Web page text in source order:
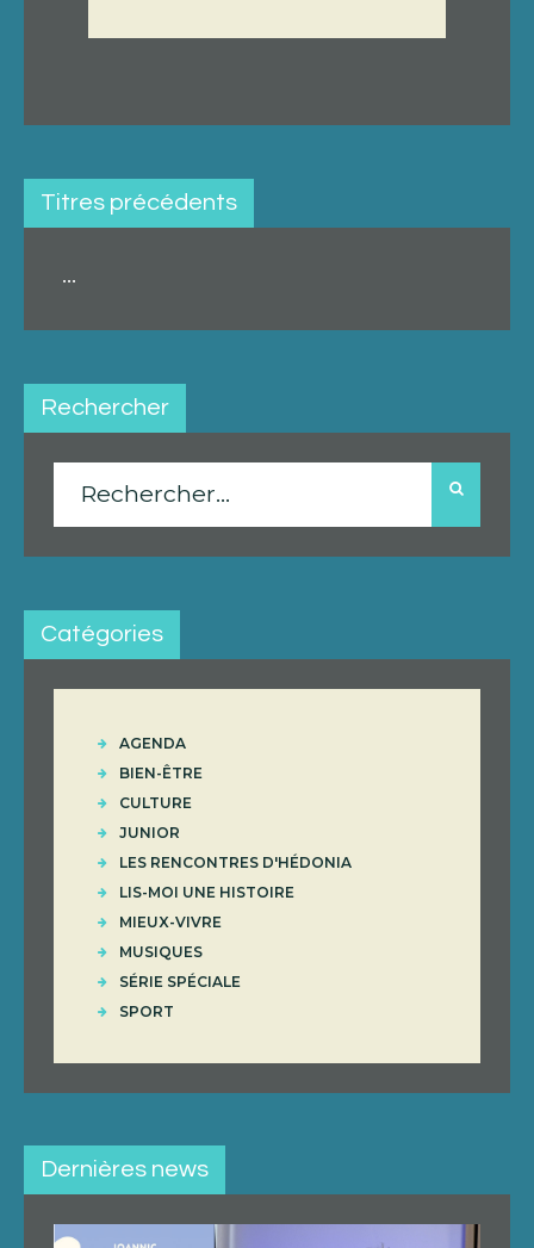
Titres précédents
...
Rechercher
Rechercher :
Catégories
AGENDA
BIEN-ÊTRE
CULTURE
JUNIOR
LES RENCONTRES D'HÉDONIA
LIS-MOI UNE HISTOIRE
MIEUX-VIVRE
MUSIQUES
SÉRIE SPÉCIALE
SPORT
Dernières news